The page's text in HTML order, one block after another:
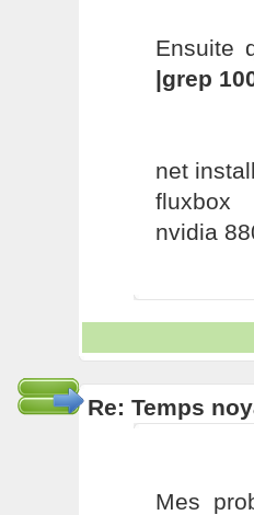
Ensuite
|grep
net
fluxbox
nvidia
Re: Temps
Mes